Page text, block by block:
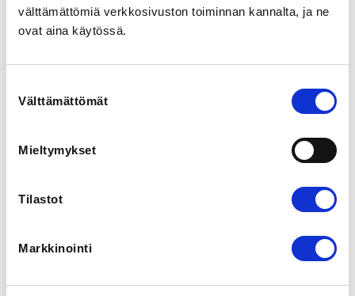
välttämättömiä verkkosivuston toiminnan kannalta, ja ne
ovat aina käytössä.
valinta
Välttämättömät
Mieltymykset
Tilastot
Markkinointi
LOCALITY
Helsinki
Painonnosto
We 1.10.2025 at 00:00 - Th 18.12.2025 at 18:00
ADDITIONAL INFORMATION